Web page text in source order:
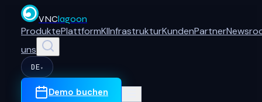
VNClagoon
ProduktePlattformKIInfrastrukturKundenPartner
uns
DE ▾
Demo buchen